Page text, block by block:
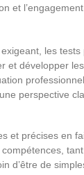
et
les
et développer
perspective
et précises en
d’être de